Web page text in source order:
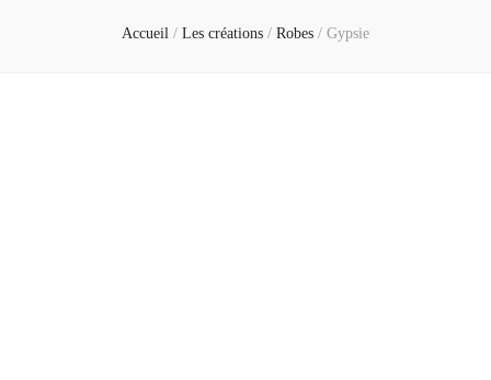
Accueil / Les créations / Robes / Gypsie